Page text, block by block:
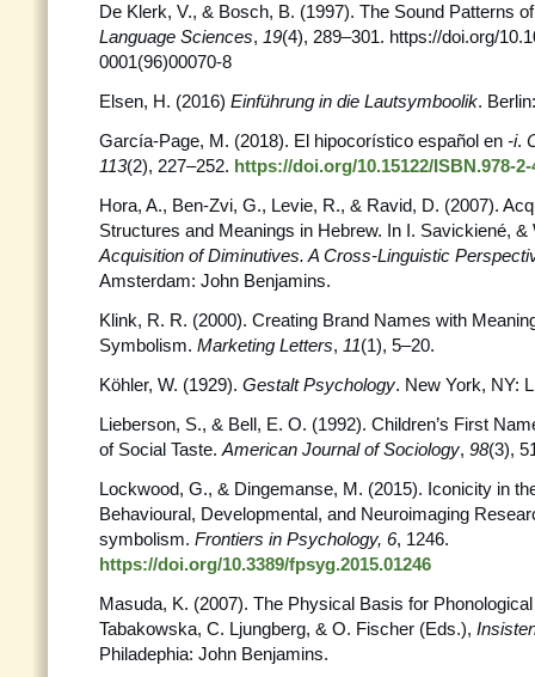
De Klerk, V., & Bosch, B. (1997). The Sound Patterns
Language Sciences, 19(4), 289–301. https://doi.org/
0001(96)00070-8
Elsen, H. (2016) Einführung in die Lautsymboolik.
García-Page, M. (2018). El hipocorístico español en -i.
113(2), 227–252. https://doi.org/10.15122/ISBN.978-2-
Hora, A., Ben-Zvi, G., Levie, R., & Ravid, D. (2007).
Structures and Meanings in Hebrew. In I. Savickiené,
Acquisition of Diminutives. A Cross-Linguistic
Amsterdam: John Benjamins.
Klink, R. R. (2000). Creating Brand Names with
Symbolism. Marketing Letters, 11(1), 5–20.
Köhler, W. (1929). Gestalt Psychology. New York, NY:
Lieberson, S., & Bell, E. O. (1992). Children’s First
of Social Taste. American Journal of Sociology, 98(3),
Lockwood, G., & Dingemanse, M. (2015). Iconicity in
Behavioural, Developmental, and Neuroimaging
symbolism. Frontiers in Psychology, 6, 1246.
https://doi.org/10.3389/fpsyg.2015.01246
Masuda, K. (2007). The Physical Basis for
Tabakowska, C. Ljungberg, & O. Fischer (Eds.),
Philadephia: John Benjamins.